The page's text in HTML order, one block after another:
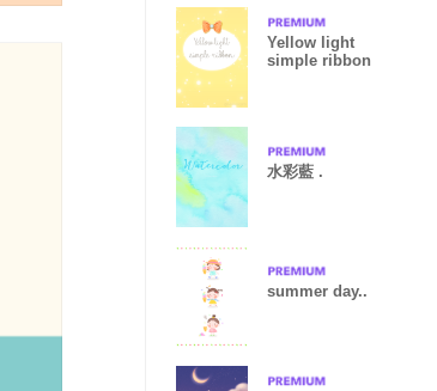
Yellow light
simple ribbon
水彩藍 .
summer day..